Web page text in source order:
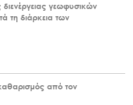
γεωφυσικών
τη διάρκεια των
από τον